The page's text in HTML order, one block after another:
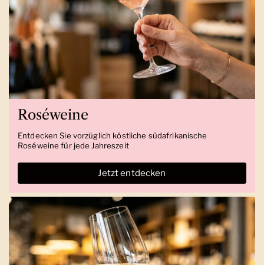
Roséweine
Entdecken Sie vorzüglich köstliche südafrikanische
Roséweine für jede Jahreszeit
Jetzt entdecken